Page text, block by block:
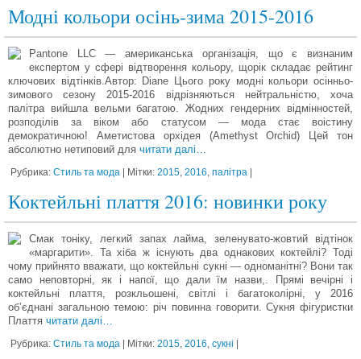
Модні кольори осінь-зима 2015-2016
Pantone LLC — американська організація, що є визнаним
експертом у сфері відтворення кольору, щорік складає рейтинг
ключових відтінків.Автор: Diane Цього року модні кольори осінньо-
зимового сезону 2015-2016 відрізняються нейтральністю, хоча
палітра вийшла вельми багатою. Жодних гендерних відмінностей,
розподілів за віком або статусом — мода стає воістину
демократичною! Аметистова орхідея (Amethyst Orchid) Цей тон
абсолютно нетиповий для читати далі…
Рубрика: Стиль та мода | Мітки: 2015, 2016, палітра
Коктейльні плаття 2016: новинки року
Смак тоніку, легкий запах лайма, зеленувато-жовтий відтінок
«маргарити». Та хіба ж існують два однакових коктейлі? Тоді
чому прийнято вважати, що коктейльні сукні — одноманітні? Вони так
само неповторні, як і напої, що дали їм назви,. Прямі вечірні і
коктейльні плаття, розкльошені, світлі і багатоколірні, у 2016
об’єднані загальною темою: річ повинна говорити. Сукня фігуристки
Плаття читати далі…
Рубрика: Стиль та мода | Мітки: 2015, 2016, сукні